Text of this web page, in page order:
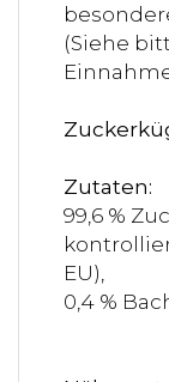
(Siehe
Zutaten:
99,6 %
EU),
0,4 %